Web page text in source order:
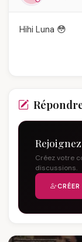
Hihi Luna 😳
Créez votre
discussions.